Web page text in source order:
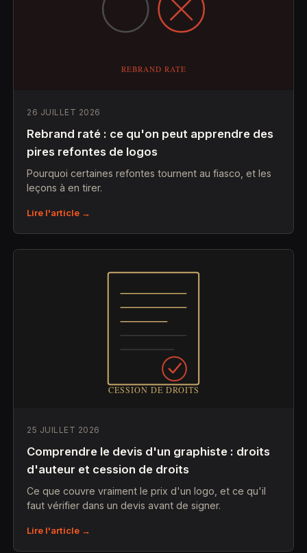
26 JUILLET 2026
Rebrand raté : ce qu'on peut apprendre des
pires refontes de logos
Pourquoi certaines refontes tournent au fiasco, et les
leçons à en tirer.
Lire l'article →
25 JUILLET 2026
Comprendre le devis d'un graphiste : droits
d'auteur et cession de droits
Ce que couvre vraiment le prix d'un logo, et ce qu'il
faut vérifier dans un devis avant de signer.
Lire l'article →